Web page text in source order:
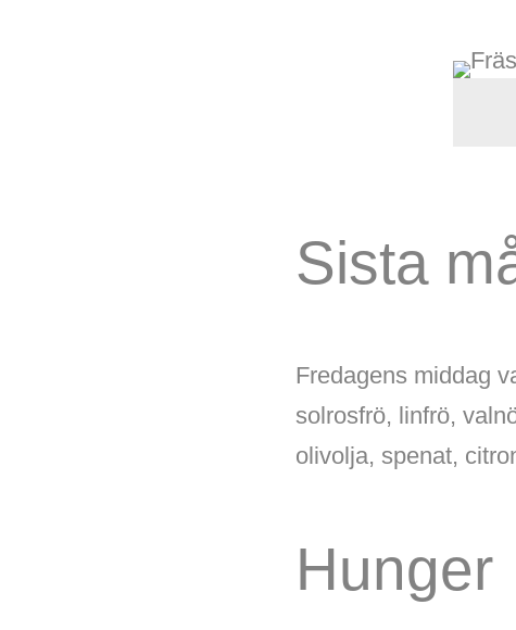
Sista
Fredagens middag
solrosfrö, linfrö,
olivolja, spenat,
Hunger